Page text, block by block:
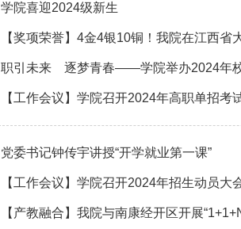
学院喜迎2024级新生
【奖项荣誉】4金4银10铜！我院在江西省
职引未来 逐梦青春——学院举办2024年
【工作会议】学院召开2024年高职单招考
党委书记钟传宇讲授“开学就业第一课”
【工作会议】学院召开2024年招生动员大
【产教融合】我院与南康经开区开展